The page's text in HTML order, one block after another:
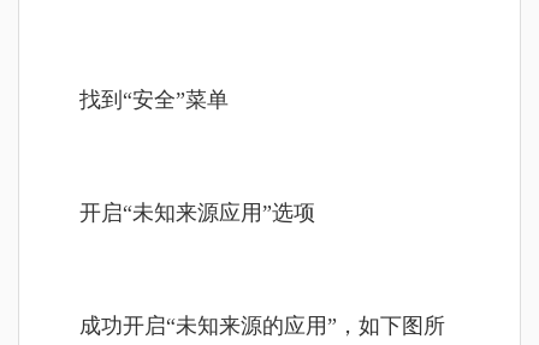
找到“安全”菜单
开启“未知来源应用”选项
成功开启“未知来源的应用”，如下图所